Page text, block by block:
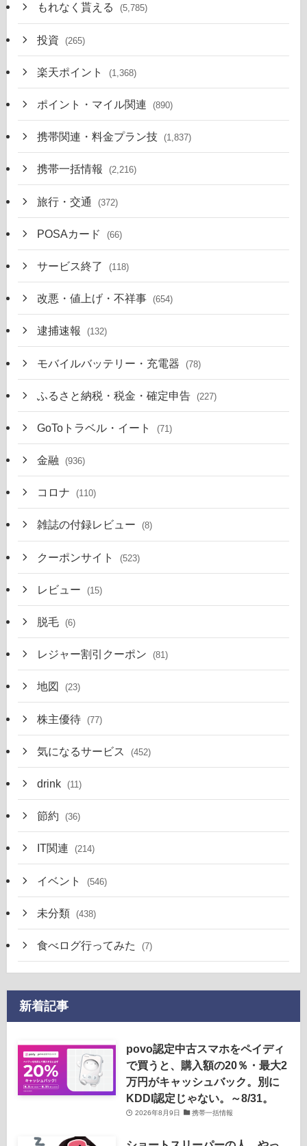
もれなく貰える (5,785)
投資 (265)
楽天ポイント (1,368)
ポイント・マイル関連 (890)
携帯関連・料金プラン技 (1,837)
携帯一括情報 (2,216)
旅行・交通 (372)
POSAカード (66)
サービス終了 (118)
改悪・値上げ・不祥事 (654)
逮捕速報 (132)
モバイルバッテリー・充電器 (78)
ふるさと納税・税金・確定申告 (227)
GoToトラベル・イート (71)
金融 (936)
コロナ (110)
雑誌の付録レビュー (8)
クーポンサイト (523)
レビュー (15)
脱毛 (6)
レジャー割引クーポン (81)
地図 (23)
株主優待 (77)
気になるサービス (452)
drink (11)
節約 (36)
IT関連 (214)
イベント (546)
未分類 (438)
食べログ行ってみた (7)
新着記事
povo認定中古スマホをペイディ
で買うと、購入額の20％・最大2
万円がキャッシュバック。別に
KDDI認定じゃない。～8/31。
2026年8月9日 携帯一括情報